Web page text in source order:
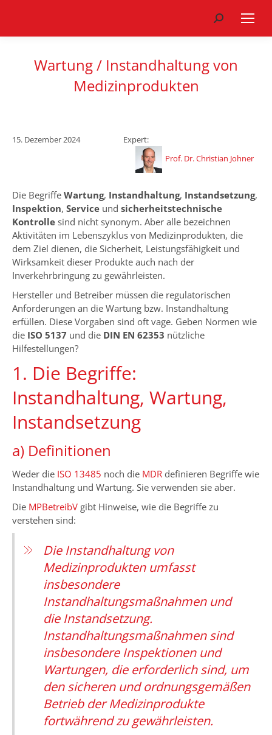
Search:
Wartung / Instandhaltung von
Medizinprodukten
15. Dezember 2024
Expert:
Prof. Dr. Christian Johner
Die Begriffe Wartung, Instandhaltung, Instandsetzung,
Inspektion, Service und sicherheitstechnische
Kontrolle sind nicht synonym. Aber alle bezeichnen
Aktivitäten im Lebenszyklus von Medizinprodukten, die
dem Ziel dienen, die Sicherheit, Leistungsfähigkeit und
Wirksamkeit dieser Produkte auch nach der
Inverkehrbringung zu gewährleisten.
Hersteller und Betreiber müssen die regulatorischen
Anforderungen an die Wartung bzw. Instandhaltung
erfüllen. Diese Vorgaben sind oft vage. Geben Normen wie
die ISO 5137 und die DIN EN 62353 nützliche
Hilfestellungen?
1. Die Begriffe:
Instandhaltung, Wartung,
Instandsetzung
a) Definitionen
Weder die ISO 13485 noch die MDR definieren Begriffe wie
Instandhaltung und Wartung. Sie verwenden sie aber.
Die MPBetreibV gibt Hinweise, wie die Begriffe zu
verstehen sind:
Die Instandhaltung von
Medizinprodukten umfasst
insbesondere
Instandhaltungsmaßnahmen und
die Instandsetzung.
Instandhaltungsmaßnahmen sind
insbesondere Inspektionen und
Wartungen, die erforderlich sind, um
den sicheren und ordnungsgemäßen
Betrieb der Medizinprodukte
fortwährend zu gewährleisten.